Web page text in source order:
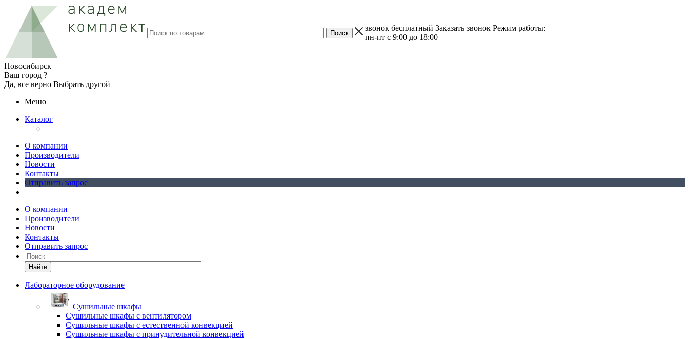
звонок бесплатный Заказать звонок Режим работы:
пн-пт с 9:00 до 18:00
Новосибирск
Ваш город ?
Да, все верно Выбрать другой
Меню
Каталог
О компании
Производители
Новости
Контакты
Отправить запрос
О компании
Производители
Новости
Контакты
Отправить запрос
Найти
Лабораторное оборудование
Cушильные шкафы
Сушильные шкафы с вентилятором
Сушильные шкафы с естественной конвекцией
Сушильные шкафы с принудительной конвекцией